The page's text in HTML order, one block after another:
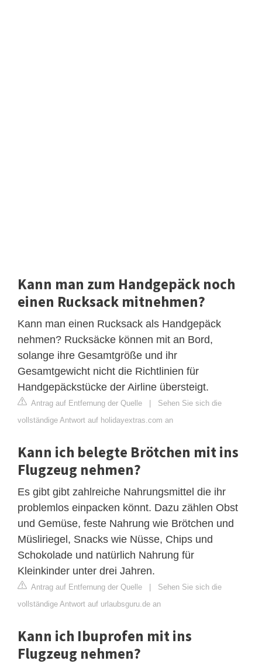
Kann man zum Handgepäck noch
einen Rucksack mitnehmen?
Kann man einen Rucksack als Handgepäck
nehmen? Rucksäcke können mit an Bord,
solange ihre Gesamtgröße und ihr
Gesamtgewicht nicht die Richtlinien für
Handgepäckstücke der Airline übersteigt.
Antrag auf Entfernung der Quelle | Sehen Sie sich die
vollständige Antwort auf holidayextras.com an
Kann ich belegte Brötchen mit ins
Flugzeug nehmen?
Es gibt gibt zahlreiche Nahrungsmittel die ihr
problemlos einpacken könnt. Dazu zählen Obst
und Gemüse, feste Nahrung wie Brötchen und
Müsliriegel, Snacks wie Nüsse, Chips und
Schokolade und natürlich Nahrung für
Kleinkinder unter drei Jahren.
Antrag auf Entfernung der Quelle | Sehen Sie sich die
vollständige Antwort auf urlaubsguru.de an
Kann ich Ibuprofen mit ins
Flugzeug nehmen?